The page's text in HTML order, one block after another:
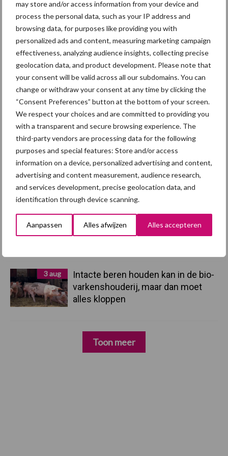
may store and/or access information from your device and
process the personal data, such as your IP address and
browsing data, for purposes like providing you with
personalized ads and content, measuring marketing campaign
effectiveness, analyzing audience insights, collecting precise
geolocation data, and product development. Please note that
your consent will be valid across all our subdomains. You can
change or withdraw your consent at any time by clicking the
“Consent Preferences” button at the bottom of your screen.
We respect your choices and are committed to providing you
with a transparent and secure browsing experience. The
third-party vendors are processing data for the following
purposes and special features: Store and/or access
information on a device, personalized advertising and content,
advertising and content measurement, audience research,
and services development, precise geolocation data, and
identification through device scanning.
Aanpassen Alles afwijzen Alles accepteren
Primaire
Sidebar
Recent nieuws Partner nieuws
“Vraag naar praktische
hygieneoplossingen is in Polen
groter dan ooit”
5 aug
Eliminatieprotocol voor
Mycoplasma hyopneumoniae
4 aug
AVP in Finland onderstreept dat
alertheid belangrijk is, zeker nu
Vlaamse mestbalans in evenwicht
dankzij groei van
3 aug
Intacte beren houden kan in de bio-
varkenshouderij, maar dan moet
alles kloppen
Toon meer